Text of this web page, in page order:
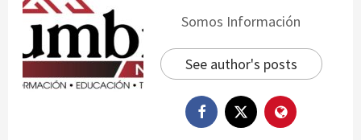
Somos Información
See author's posts